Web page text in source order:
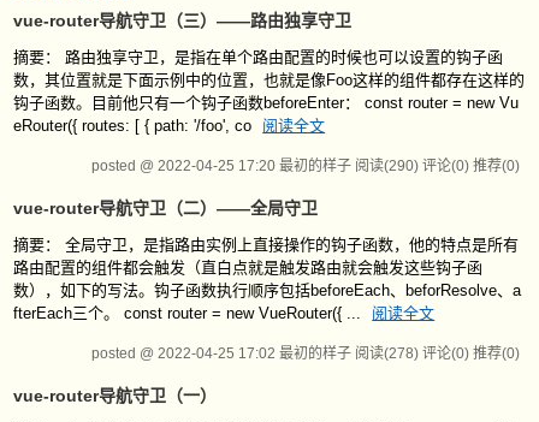
vue-router导航守卫（三）——路由独享守卫
摘要： 路由独享守卫，是指在单个路由配置的时候也可以设置的钩子函
数，其位置就是下面示例中的位置，也就是像Foo这样的组件都存在这样的
钩子函数。目前他只有一个钩子函数beforeEnter： const router = new Vu
eRouter({ routes: [ { path: '/foo', co
阅读全文
posted @ 2022-04-25 17:20 最初的样子 阅读(290) 评论(0) 推荐(0)
vue-router导航守卫（二）——全局守卫
摘要： 全局守卫，是指路由实例上直接操作的钩子函数，他的特点是所有
路由配置的组件都会触发（直白点就是触发路由就会触发这些钩子函
数），如下的写法。钩子函数执行顺序包括beforeEach、beforResolve、a
fterEach三个。 const router = new VueRouter({ ...
阅读全文
posted @ 2022-04-25 17:02 最初的样子 阅读(278) 评论(0) 推荐(0)
vue-router导航守卫（一）